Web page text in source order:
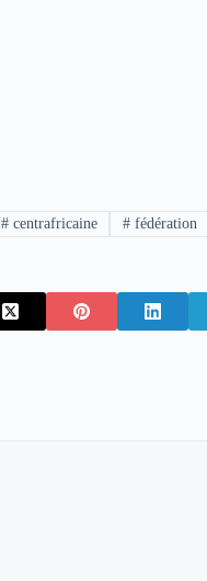
#centrafricaine # fédération